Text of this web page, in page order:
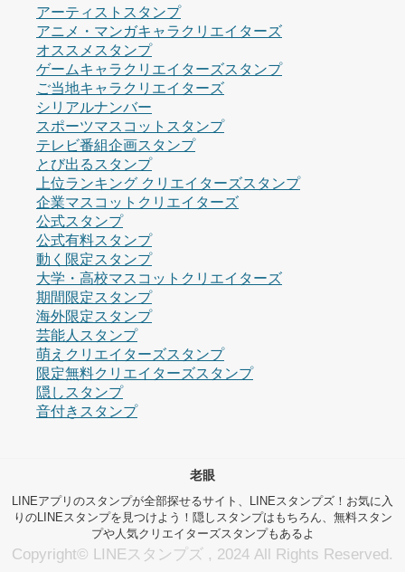
アーティストスタンプ
アニメ・マンガキャラクリエイターズ
オススメスタンプ
ゲームキャラクリエイターズスタンプ
ご当地キャラクリエイターズ
シリアルナンバー
スポーツマスコットスタンプ
テレビ番組企画スタンプ
とび出るスタンプ
上位ランキング クリエイターズスタンプ
企業マスコットクリエイターズ
公式スタンプ
公式有料スタンプ
動く限定スタンプ
大学・高校マスコットクリエイターズ
期間限定スタンプ
海外限定スタンプ
芸能人スタンプ
萌えクリエイターズスタンプ
限定無料クリエイターズスタンプ
隠しスタンプ
音付きスタンプ
老眼
LINEアプリのスタンプが全部探せるサイト、LINEスタンプズ！お気に入
りのLINEスタンプを見つけよう！隠しスタンプはもちろん、無料スタン
プや人気クリエイターズスタンプもあるよ
Copyright© LINEスタンプズ , 2024 All Rights Reserved.